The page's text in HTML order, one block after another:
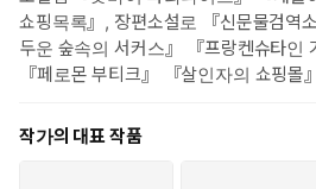
에게 박진감과 전율을 선사하는 강지영
쇼핑목록』, 장편소설로 『신문물검역
두운 숲속의 서커스』 『프랑켄슈타인
『페로몬 부티크』 『살인자의 쇼핑몰
자의 쇼핑목록>을 연재했다.
한겨레교육에서 <슈퍼IP글쓰기>를 강의
작가의 대표 작품